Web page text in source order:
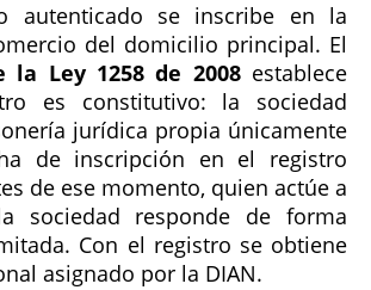
autenticado se inscribe en la
del domicilio principal. El
Ley 1258 de 2008establece
es constitutivo: la sociedad
jurídica propia únicamente
de inscripción en el registro
de ese momento, quien actúe a
sociedad responde de forma
Con el registro se obtiene
asignado por la DIAN.